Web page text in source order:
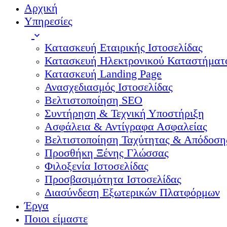
Αρχική
Υπηρεσίες
Κατασκευή Εταιρικής Ιστοσελίδας
Κατασκευή Ηλεκτρονικού
Κατασκευή Landing Page
Ανασχεδιασμός Ιστοσελίδας
Βελτιστοποίηση SEO
Συντήρηση & Τεχνική Υποστήριξη
Ασφάλεια & Αντίγραφα Ασφαλείας
Βελτιστοποίηση Ταχύτητας &
Προσθήκη Ξένης Γλώσσας
Φιλοξενία Ιστοσελίδας
Προσβασιμότητα Ιστοσελίδας
Διασύνδεση Εξωτερικών Πλατφόρμων
Έργα
Ποιοι είμαστε